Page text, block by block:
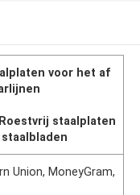
voor het af
staalplaten
Union, MoneyGram,